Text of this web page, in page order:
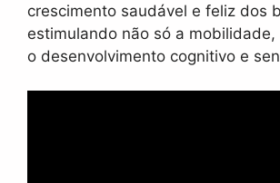
crescimento saudável e feliz dos
estimulando não só a
o desenvolvimento cognitivo e